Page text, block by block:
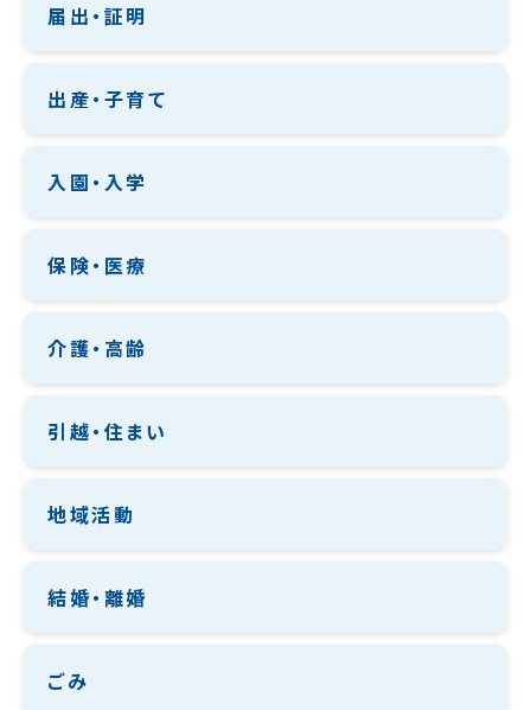
届出・証明
出産・子育て
入園・入学
保険・医療
介護・高齢
引越・住まい
地域活動
結婚・離婚
ごみ